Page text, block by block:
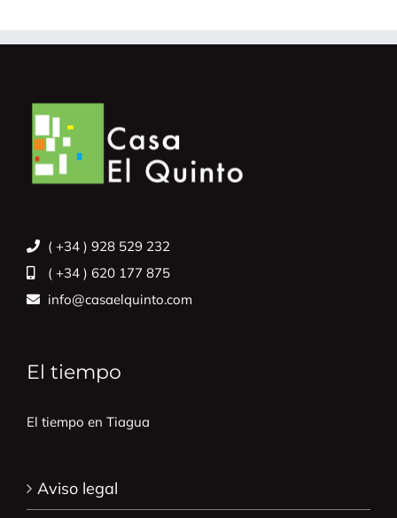
( +34 ) 928 529 232
( +34 ) 620 177 875
info@casaelquinto.com
El tiempo
El tiempo en Tiagua
Aviso legal